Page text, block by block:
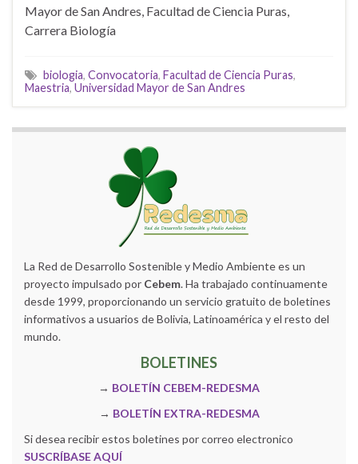
Mayor de San Andres, Facultad de Ciencia Puras,
Carrera Biología
biologia, Convocatoria, Facultad de Ciencia Puras,
Maestria, Universidad Mayor de San Andres
La Red de Desarrollo Sostenible y Medio Ambiente es un
proyecto impulsado por Cebem. Ha trabajado continuamente
desde 1999, proporcionando un servicio gratuito de boletines
informativos a usuarios de Bolivia, Latinoamérica y el resto del
mundo.
BOLETINES
→ BOLETÍN CEBEM-REDESMA
→ BOLETÍN EXTRA-REDESMA
Si desea recibir estos boletines por correo electronico
SUSCRÍBASE AQUÍ